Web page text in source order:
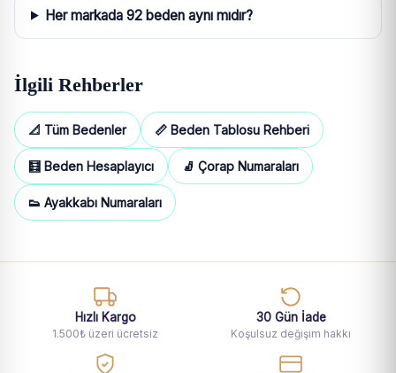
Her markada 92 beden aynı mıdır?
İlgili Rehberler
📐 Tüm Bedenler 📏 Beden Tablosu Rehberi
🧮 Beden Hesaplayıcı 🧦 Çorap Numaraları
👟 Ayakkabı Numaraları
Hızlı Kargo
1.500₺ üzeri ücretsiz
30 Gün İade
Koşulsuz değişim hakkı